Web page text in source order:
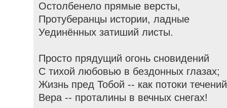
Остолбенело прямые версты,
Протуберанцы истории, ладные
Уединённых затиший листы.
Просто прядущий огонь сновидений
С тихой любовью в бездонных глазах;
Жизнь пред Тобой -- как потоки
Вера -- проталины в вечных снегах!